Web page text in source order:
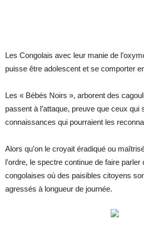
Les Congolais avec leur manie de
puisse être adolescent et se comporter
Les « Bébés Noirs », arborent des
passent à l’attaque, preuve que ceux qui
connaissances qui pourraient les
Alors qu’on le croyait éradiqué ou
l’ordre, le spectre continue de faire
congolaises où des paisibles citoyens
agressés à longueur de journée.